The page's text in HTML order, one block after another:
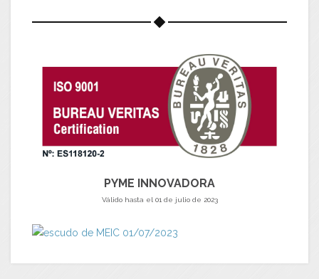
PYME INNOVADORA
Válido hasta el 01 de julio de 2023